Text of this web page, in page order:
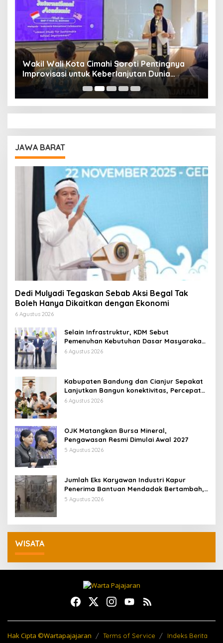
Wakil Wali Kota Cimahi Soroti Pentingnya
Improvisasi untuk Keberlanjutan Dunia
Pendidikan
JAWA BARAT
Dedi Mulyadi Tegaskan Sebab Aksi Begal Tak
Boleh Hanya Dikaitkan dengan Ekonomi
6 Agustus 2026
Selain Infrastruktur, KDM Sebut
Pemenuhan Kebutuhan Dasar Masyarakat
Jadi Fokus APBD Jabar 2027
6 Agustus 2026
Kabupaten Bandung dan Cianjur Sepakat
Lanjutkan Bangun konektivitas, Percepat
Pertumbuhan Ekonomi Daerah
6 Agustus 2026
OJK Matangkan Bursa Mineral,
Pengawasan Resmi Dimulai Awal 2027
5 Agustus 2026
Jumlah Eks Karyawan Industri Kapur
Penerima Bantuan Mendadak Bertambah,
KDM: Kita Identifikasi
5 Agustus 2026
WISATA
Hak Cipta ©Wartapajajaran Terms of Service Indeks Berita